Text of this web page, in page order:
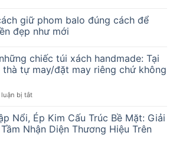
Chống
Sốc
Tại
Xưởng
Laptop
Nghiệp
giữ phom balo đúng cách để
đẹp như mới
chiếc túi xách handmade: Tại
tự may/đặt may riêng chứ không
bị tắtở
hút
từ
những
Nổi, Ép Kim Cấu Trúc Bề Mặt: Giải
Nhận Diện Thương Hiệu Trên